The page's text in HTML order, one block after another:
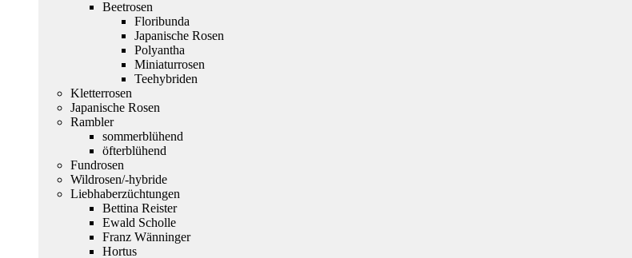
Beetrosen
Floribunda
Japanische Rosen
Polyantha
Miniaturrosen
Teehybriden
Kletterrosen
Japanische Rosen
Rambler
sommerblühend
öfterblühend
Fundrosen
Wildrosen/-hybride
Liebhaberzüchtungen
Bettina Reister
Ewald Scholle
Franz Wänninger
Hortus